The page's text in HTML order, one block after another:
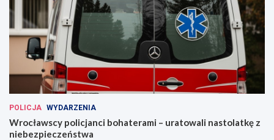
POLICJA WYDARZENIA
Wrocławscy policjanci bohaterami – uratowali nastolatkę z
niebezpieczeństwa